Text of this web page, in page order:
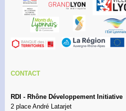
CONTACT
RDI - Rhône Développement Initiative
2 place André Latarjet